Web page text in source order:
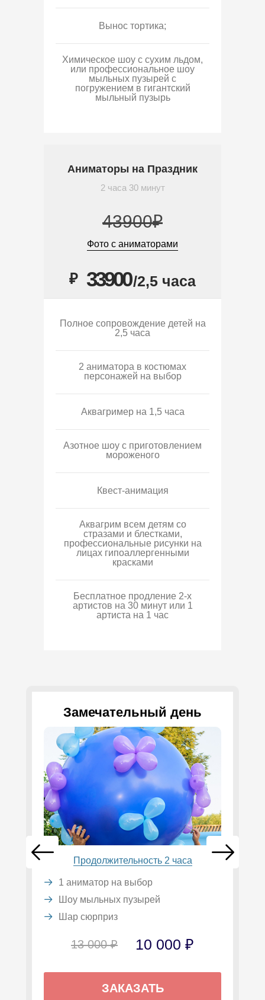
Вынос тортика;
Химическое шоу с сухим льдом,
или профессиональное шоу
мыльных пузырей с
погружением в гигантский
мыльный пузырь
Аниматоры на Праздник
2 часа 30 минут
43900₽
Фото с аниматорами
₽ 33900/2,5 часа
Полное сопровождение детей на
2,5 часа
2 аниматора в костюмах
персонажей на выбор
Аквагример на 1,5 часа
Азотное шоу с приготовлением
мороженого
Квест-анимация
Аквагрим всем детям со
стразами и блестками,
профессиональные рисунки на
лицах гипоаллергенными
красками
Бесплатное продление 2-х
артистов на 30 минут или 1
артиста на 1 час
Замечательный день
Продолжительность 2 часа
1 аниматор на выбор
Шоу мыльных пузырей
Шар сюрприз
13 000 ₽ 10 000 ₽
ЗАКАЗАТЬ